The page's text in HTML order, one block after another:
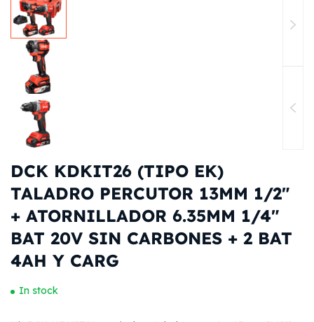
DCK KDKIT26 (TIPO EK)
TALADRO PERCUTOR 13MM 1/2″
+ ATORNILLADOR 6.35MM 1/4″
BAT 20V SIN CARBONES + 2 BAT
4AH Y CARG
In stock